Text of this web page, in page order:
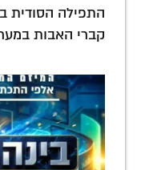
התפילה הסודית
קברי האבות